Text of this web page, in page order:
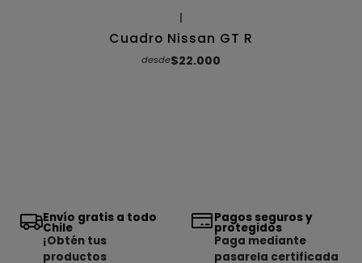
Cuadro Nissan GT R
desde$22.000
Envío gratis a todo
Chile
¡Obtén tus
productos
Pagos seguros y
protegidos
Paga mediante
pasarela certificada